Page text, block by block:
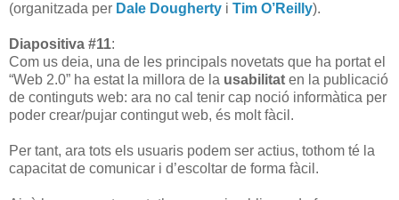
(organitzada per Dale Dougherty i Tim O’Reilly).
Diapositiva #11:
Com us deia, una de les principals novetats que ha portat el
“Web 2.0” ha estat la millora de la usabilitat en la publicació
de continguts web: ara no cal tenir cap noció informàtica per
poder crear/pujar contingut web, és molt fàcil.
Per tant, ara tots els usuaris podem ser actius, tothom té la
capacitat de comunicar i d’escoltar de forma fàcil.